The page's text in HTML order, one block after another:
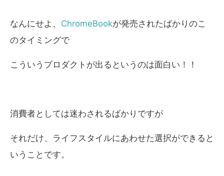
なんにせよ、 ChromeBookが発売されたばかりのこ
のタイミングで
こういうプロダクトが出るというのは面白い！！
消費者としては迷わされるばかりですが
それだけ、ライフスタイルにあわせた選択ができると
いうことです。